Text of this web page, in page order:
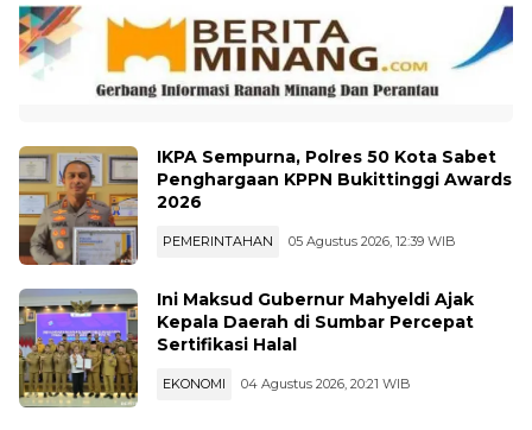
IKPA Sempurna, Polres 50 Kota Sabet
Penghargaan KPPN Bukittinggi Awards
2026
PEMERINTAHAN 05 Agustus 2026, 12:39 WIB
Ini Maksud Gubernur Mahyeldi Ajak
Kepala Daerah di Sumbar Percepat
Sertifikasi Halal
EKONOMI 04 Agustus 2026, 20:21 WIB